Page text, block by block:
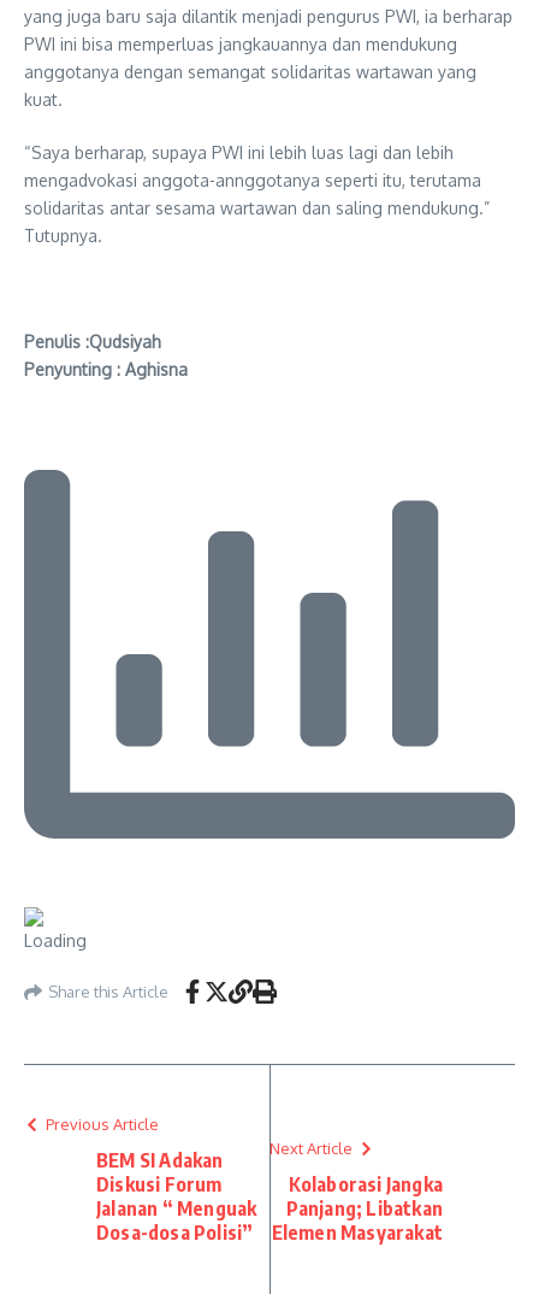
yang juga baru saja dilantik menjadi pengurus PWI, ia berharap
PWI ini bisa memperluas jangkauannya dan mendukung
anggotanya dengan semangat solidaritas wartawan yang
kuat.
“Saya berharap, supaya PWI ini lebih luas lagi dan lebih
mengadvokasi anggota-annggotanya seperti itu, terutama
solidaritas antar sesama wartawan dan saling mendukung.”
Tutupnya.
Penulis :Qudsiyah
Penyunting : Aghisna
Share this Article
Previous Article
BEM SI Adakan
Diskusi Forum
Jalanan “ Menguak
Dosa-dosa Polisi”
Next Article
Kolaborasi Jangka
Panjang; Libatkan
Elemen Masyarakat